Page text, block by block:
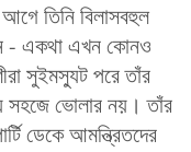
তিনি বিলাসবহুল
- একথা এখন কোনও
সুইমস্যুট পরে তাঁর
সহজে ভোলার নয়। তাঁর
ডেকে আমন্ত্রিতদের